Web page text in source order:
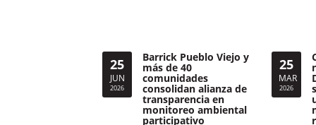
25
JUN
2026
Barrick Pueblo Viejo y
más de 40
comunidades
consolidan alianza de
transparencia en
monitoreo ambiental
participativo
25
MAR
2026